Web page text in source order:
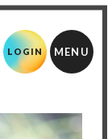
LOGIN